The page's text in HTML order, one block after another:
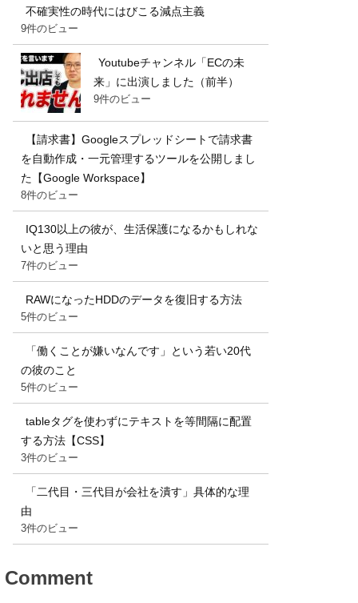
不確実性の時代にはびこる減点主義
9件のビュー
Youtubeチャンネル「ECの未
来」に出演しました（前半）
9件のビュー
【請求書】Googleスプレッドシートで請求書
を自動作成・一元管理するツールを公開しまし
た【Google Workspace】
8件のビュー
IQ130以上の彼が、生活保護になるかもしれな
いと思う理由
7件のビュー
RAWになったHDDのデータを復旧する方法
5件のビュー
「働くことが嫌いなんです」という若い20代
の彼のこと
5件のビュー
tableタグを使わずにテキストを等間隔に配置
する方法【CSS】
3件のビュー
「二代目・三代目が会社を潰す」具体的な理
由
3件のビュー
Comment